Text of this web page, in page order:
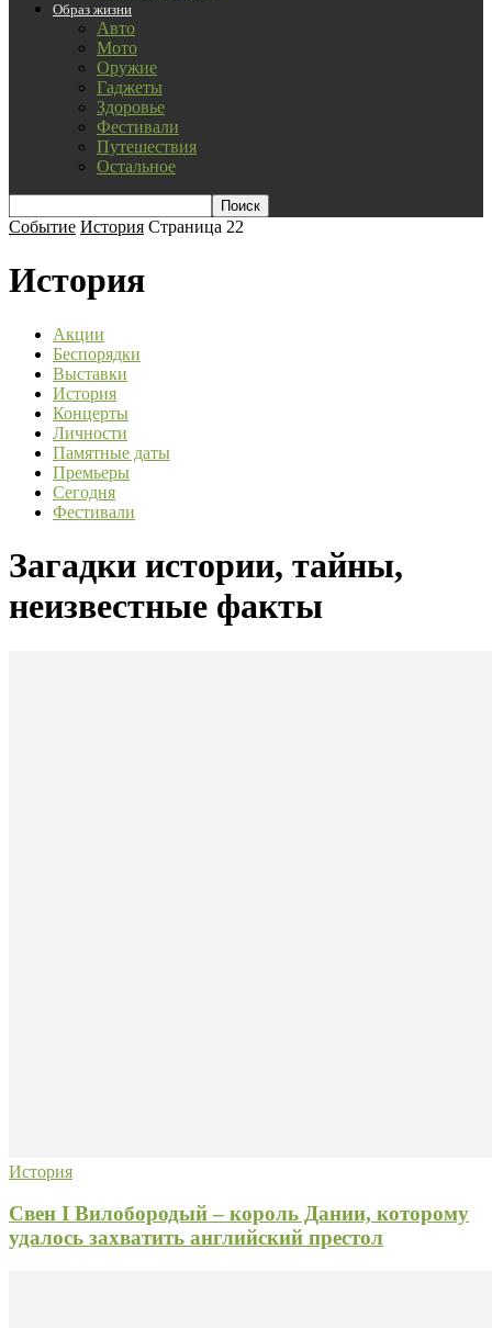
Образ жизни
Авто
Мото
Оружие
Гаджеты
Здоровье
Фестивали
Путешествия
Остальное
Событие История Страница 22
История
Акции
Беспорядки
Выставки
История
Концерты
Личности
Памятные даты
Премьеры
Сегодня
Фестивали
Загадки истории, тайны,
неизвестные факты
История
Свен I Вилобородый – король Дании, которому
удалось захватить английский престол